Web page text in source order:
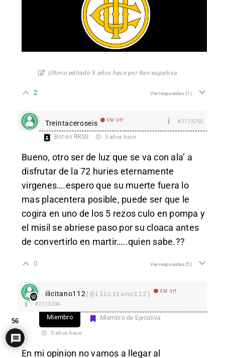
Último editado 5 años hace por Ran españiva
2 Ver respuestas(1)
Treintaceroseis EM Off #2113250
Bot en RRSS 5 años hace
Bueno, otro ser de luz que se va con ala’ a
disfrutar de la 72 huries eternamente
virgenes….espero que su muerte fuera lo
mas placentera posible, puede ser que le
cogira en uno de los 5 rezos culo en pompa y
el misil se abriese paso por su cloaca antes
de convertirlo en martir…..quien sabe.??
0 Ver respuestas(5)
ilicitano112(@ilicitano112) EM Off
#2113246
Miembro Miembro de Ejecutiva
5 años hace
En mi opinion no vamos a llegar al
56